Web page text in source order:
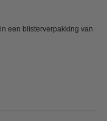
een blisterverpakking van